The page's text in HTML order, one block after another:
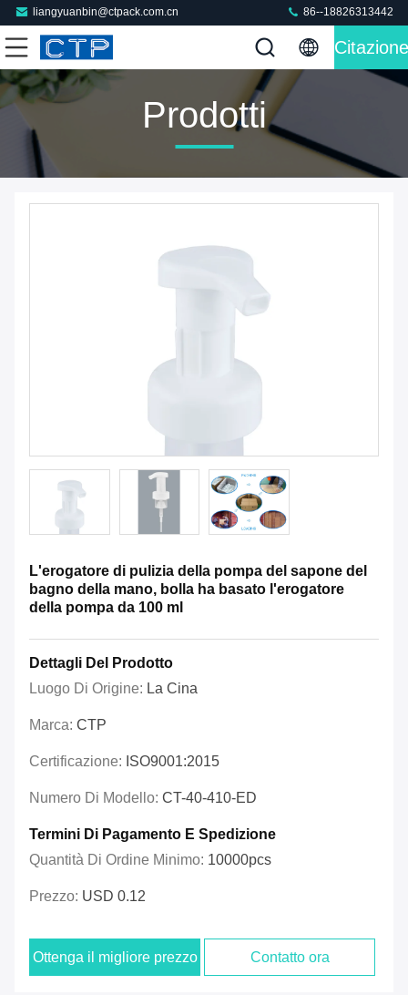
liangyuanbin@ctpack.com.cn 86--18826313442
Citazione
Prodotti
L'erogatore di pulizia della pompa del sapone del
bagno della mano, bolla ha basato l'erogatore
della pompa da 100 ml
Dettagli Del Prodotto
Luogo Di Origine: La Cina
Marca: CTP
Certificazione: ISO9001:2015
Numero Di Modello: CT-40-410-ED
Termini Di Pagamento E Spedizione
Quantità Di Ordine Minimo: 10000pcs
Prezzo: USD 0.12
Ottenga il migliore prezzo Contatto ora